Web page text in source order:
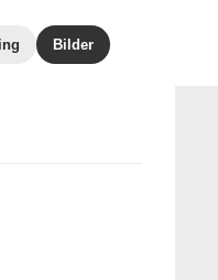
Bilder